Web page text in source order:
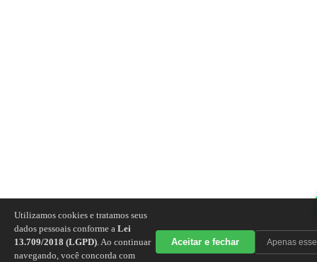
Utilizamos cookies e tratamos seus
dados pessoais conforme a Lei
13.709/2018 (LGPD). Ao continuar
navegando, você concorda com
Aceitar e fechar Apenas